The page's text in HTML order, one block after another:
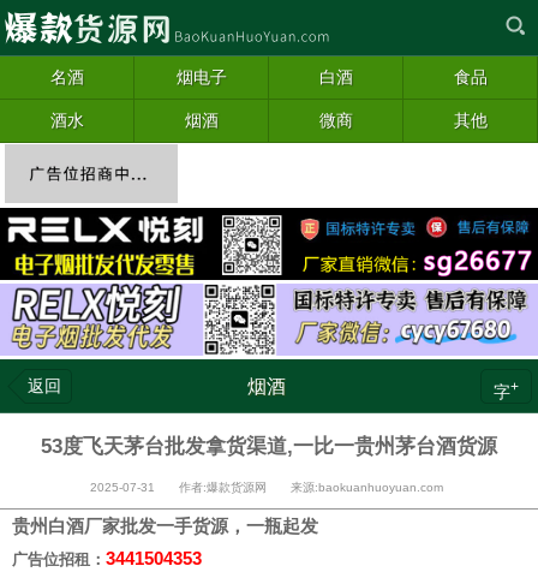
名酒 烟电子 白酒 食品
酒水 烟酒 微商 其他
返回 烟酒 字+
53度飞天茅台批发拿货渠道,一比一贵州茅台酒货源
2025-07-31 作者:爆款货源网 来源:baokuanhuoyuan.com
贵州白酒厂家批发一手货源，一瓶起发
广告位招租： 3441504353